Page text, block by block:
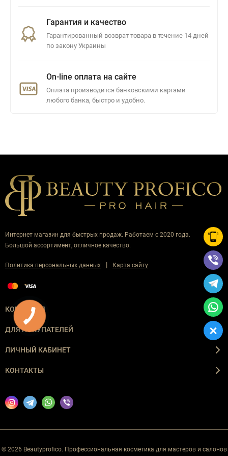
Гарантия и качество
Гарантированный возврат товара в течение 14 дней
по закону Украины
On-line оплата на сайте
Оплата производится банковскими картами
любого банка, быстро и удобно.
Интернет магазин для быстрых продаж. Работаем с 2020 года.
Большой ассортимент, отличное качество.
Политика персональных данных | Карта сайту
КОМПАНИЯ
ДЛЯ ПОКУПАТЕЛЕЙ
ЛИЧНЫЙ КАБИНЕТ
КОНТАКТЫ
© 2026 Beautyprofico. Профессиональная косметика для мастеров и салонов